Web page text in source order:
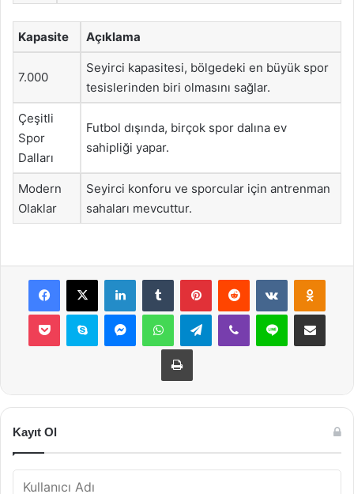
Kapasite Açıklama
7.000
Seyirci kapasitesi, bölgedeki en büyük spor
tesislerinden biri olmasını sağlar.
Çeşitli
Spor
Dalları
Futbol dışında, birçok spor dalına ev
sahipliği yapar.
Modern
Olaklar
Seyirci konforu ve sporcular için antrenman
sahaları mevcuttur.
Facebook
X LinkedInTumblr PinterestReddit VKontakte
Pocket Skype MessengerWhatsAppTelegramViber Line E-Posta ile
Yazdır
Kayıt Ol